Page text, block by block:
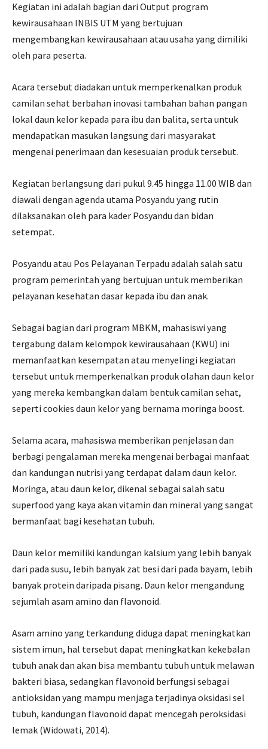
Kegiatan ini adalah bagian dari Output program
kewirausahaan INBIS UTM yang bertujuan
mengembangkan kewirausahaan atau usaha yang dimiliki
oleh para peserta.
Acara tersebut diadakan untuk memperkenalkan produk
camilan sehat berbahan inovasi tambahan bahan pangan
lokal daun kelor kepada para ibu dan balita, serta untuk
mendapatkan masukan langsung dari masyarakat
mengenai penerimaan dan kesesuaian produk tersebut.
Kegiatan berlangsung dari pukul 9.45 hingga 11.00 WIB dan
diawali dengan agenda utama Posyandu yang rutin
dilaksanakan oleh para kader Posyandu dan bidan
setempat.
Posyandu atau Pos Pelayanan Terpadu adalah salah satu
program pemerintah yang bertujuan untuk memberikan
pelayanan kesehatan dasar kepada ibu dan anak.
Sebagai bagian dari program MBKM, mahasiswi yang
tergabung dalam kelompok kewirausahaan (KWU) ini
memanfaatkan kesempatan atau menyelingi kegiatan
tersebut untuk memperkenalkan produk olahan daun kelor
yang mereka kembangkan dalam bentuk camilan sehat,
seperti cookies daun kelor yang bernama moringa boost.
Selama acara, mahasiswa memberikan penjelasan dan
berbagi pengalaman mereka mengenai berbagai manfaat
dan kandungan nutrisi yang terdapat dalam daun kelor.
Moringa, atau daun kelor, dikenal sebagai salah satu
superfood yang kaya akan vitamin dan mineral yang sangat
bermanfaat bagi kesehatan tubuh.
Daun kelor memiliki kandungan kalsium yang lebih banyak
dari pada susu, lebih banyak zat besi dari pada bayam, lebih
banyak protein daripada pisang. Daun kelor mengandung
sejumlah asam amino dan flavonoid.
Asam amino yang terkandung diduga dapat meningkatkan
sistem imun, hal tersebut dapat meningkatkan kekebalan
tubuh anak dan akan bisa membantu tubuh untuk melawan
bakteri biasa, sedangkan flavonoid berfungsi sebagai
antioksidan yang mampu menjaga terjadinya oksidasi sel
tubuh, kandungan flavonoid dapat mencegah peroksidasi
lemak (Widowati, 2014).